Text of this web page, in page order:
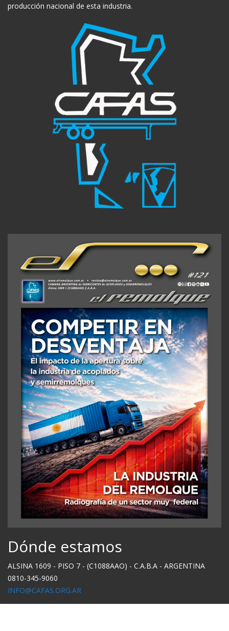
producción nacional de esta industria.
Dónde estamos
ALSINA 1609 - PISO 7 - (C1088AAO) - C.A.B.A - ARGENTINA
0810-345-9060
INFO@CAFAS.ORG.AR